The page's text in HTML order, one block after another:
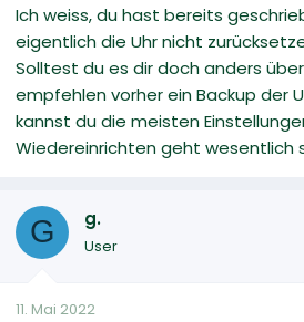
Ich weiss, du hast bereits
eigentlich die Uhr nicht
Solltest du es dir doch anders
empfehlen vorher ein Backup der
kannst du die meisten
Wiedereinrichten geht wesentlich
G g.
User
11. Mai 2022